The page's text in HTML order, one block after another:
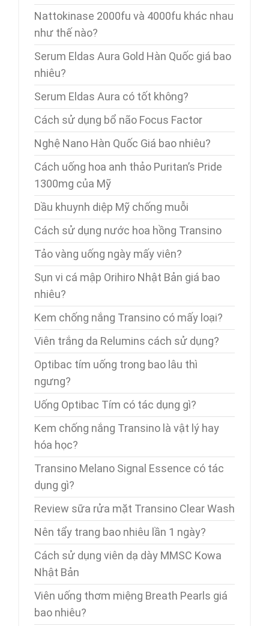
Nattokinase 2000fu và 4000fu khác nhau
như thế nào?
Serum Eldas Aura Gold Hàn Quốc giá bao
nhiêu?
Serum Eldas Aura có tốt không?
Cách sử dụng bổ não Focus Factor
Nghệ Nano Hàn Quốc Giá bao nhiêu?
Cách uống hoa anh thảo Puritan’s Pride
1300mg của Mỹ
Dầu khuynh diệp Mỹ chống muỗi
Cách sử dụng nước hoa hồng Transino
Tảo vàng uống ngày mấy viên?
Sụn vi cá mập Orihiro Nhật Bản giá bao
nhiêu?
Kem chống nắng Transino có mấy loại?
Viên trắng da Relumins cách sử dụng?
Optibac tím uống trong bao lâu thì
ngưng?
Uống Optibac Tím có tác dụng gì?
Kem chống nắng Transino là vật lý hay
hóa học?
Transino Melano Signal Essence có tác
dụng gì?
Review sữa rửa mặt Transino Clear Wash
Nên tẩy trang bao nhiêu lần 1 ngày?
Cách sử dụng viên dạ dày MMSC Kowa
Nhật Bản
Viên uống thơm miệng Breath Pearls giá
bao nhiêu?